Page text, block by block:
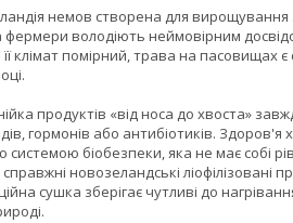
немов створена для вирощування
володіють неймовірним
клімат помірний, трава на пасовищах
продуктів «від носа до хвоста»
гормонів або антибіотиків.
системою біобезпеки, яка не має собі
новозеландські
сушка зберігає чутливі до